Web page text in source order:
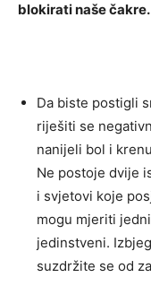
blokirati naše čakre.
Da biste postigli
riješiti se
nanijeli bol i
Ne postoje dvije
i svjetovi koje
mogu mjeriti
jedinstveni.
suzdržite se od